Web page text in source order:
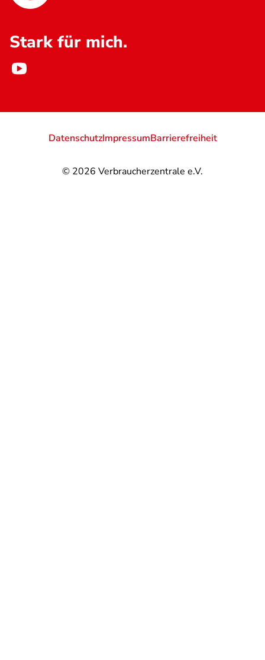
Stark für mich.
© 2026 Verbraucherzentrale e.V.
DatenschutzImpressumBarrierefreiheit